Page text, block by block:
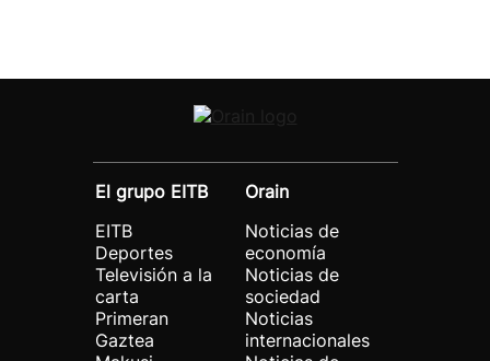
El grupo EITB
EITB
Deportes
Televisión a la
carta
Primeran
Gaztea
Orain
Noticias de
economía
Noticias de
sociedad
Noticias
internacionales